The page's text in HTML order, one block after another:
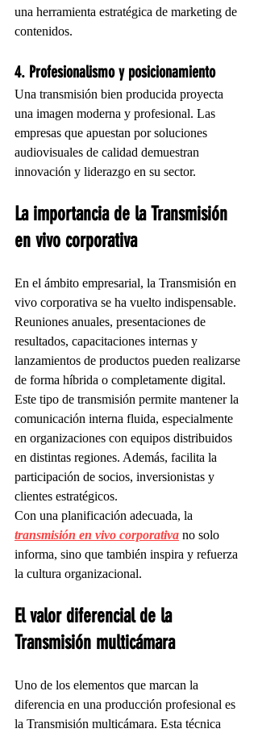
una herramienta estratégica de marketing de
contenidos.
4. Profesionalismo y posicionamiento
Una transmisión bien producida proyecta
una imagen moderna y profesional. Las
empresas que apuestan por soluciones
audiovisuales de calidad demuestran
innovación y liderazgo en su sector.
La importancia de la Transmisión
en vivo corporativa
En el ámbito empresarial, la Transmisión en
vivo corporativa se ha vuelto indispensable.
Reuniones anuales, presentaciones de
resultados, capacitaciones internas y
lanzamientos de productos pueden realizarse
de forma híbrida o completamente digital.
Este tipo de transmisión permite mantener la
comunicación interna fluida, especialmente
en organizaciones con equipos distribuidos
en distintas regiones. Además, facilita la
participación de socios, inversionistas y
clientes estratégicos.
Con una planificación adecuada, la
transmisión en vivo corporativa no solo
informa, sino que también inspira y refuerza
la cultura organizacional.
El valor diferencial de la
Transmisión multicámara
Uno de los elementos que marcan la
diferencia en una producción profesional es
la Transmisión multicámara. Esta técnica